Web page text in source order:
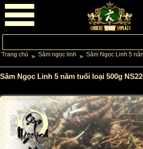
Trang chủ » Sâm ngọc linh » Sâm Ngọc Linh 5
Sâm Ngọc Linh 5 năm tuổi loại 500g